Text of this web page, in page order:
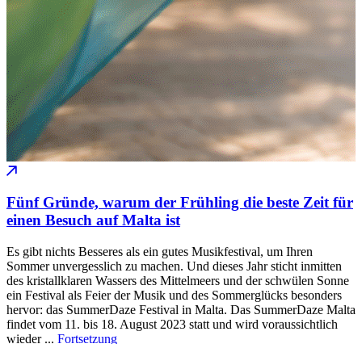
Fünf Gründe, warum der Frühling die beste Zeit für
einen Besuch auf Malta ist
Es gibt nichts Besseres als ein gutes Musikfestival, um Ihren
Sommer unvergesslich zu machen. Und dieses Jahr sticht inmitten
des kristallklaren Wassers des Mittelmeers und der schwülen Sonne
ein Festival als Feier der Musik und des Sommerglücks besonders
hervor: das SummerDaze Festival in Malta. Das SummerDaze Malta
findet vom 11. bis 18. August 2023 statt und wird voraussichtlich
wieder ... Fortsetzung